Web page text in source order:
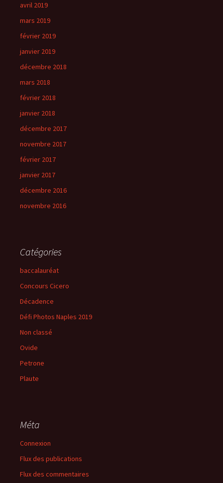
avril 2019
mars 2019
février 2019
janvier 2019
décembre 2018
mars 2018
février 2018
janvier 2018
décembre 2017
novembre 2017
février 2017
janvier 2017
décembre 2016
novembre 2016
Catégories
baccalauréat
Concours Cicero
Décadence
Défi Photos Naples 2019
Non classé
Ovide
Petrone
Plaute
Méta
Connexion
Flux des publications
Flux des commentaires